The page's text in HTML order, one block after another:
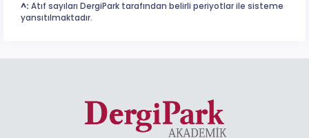
^: Atıf sayıları DergiPark tarafından belirli periyotlar ile sisteme
yansıtılmaktadır.